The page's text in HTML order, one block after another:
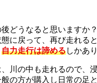
どうなると思いますか
に戻って、再び走れる
自力走行は諦めるしかあ
川の中も走れるので、
の方が購入し日常の足